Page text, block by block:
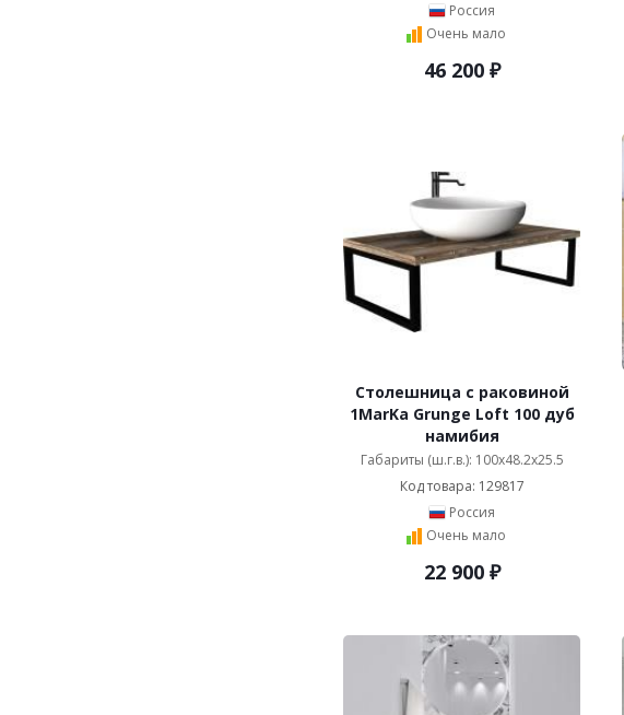
Россия
Очень мало
46 200₽
Столешница с раковиной
1MarKa Grunge Loft 100 дуб
намибия
Габариты (ш.г.в.): 100x48.2x25.5
Код товара: 129817
Россия
Очень мало
22 900₽